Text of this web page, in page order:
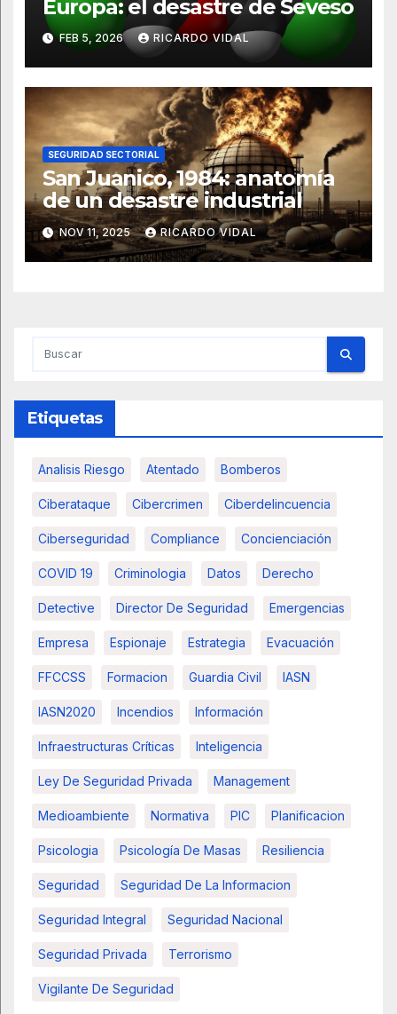
Europa: el desastre de Seveso
FEB 5, 2026 RICARDO VIDAL
SEGURIDAD SECTORIAL
San Juanico, 1984: anatomía
de un desastre industrial
NOV 11, 2025 RICARDO VIDAL
Etiquetas
Analisis Riesgo Atentado Bomberos
Ciberataque Cibercrimen Ciberdelincuencia
Ciberseguridad Compliance Concienciación
COVID 19 Criminologia Datos Derecho
Detective Director De Seguridad Emergencias
Empresa Espionaje Estrategia Evacuación
FFCCSS Formacion Guardia Civil IASN
IASN2020 Incendios Información
Infraestructuras Críticas Inteligencia
Ley De Seguridad Privada Management
Medioambiente Normativa PIC Planificacion
Psicologia Psicología De Masas Resiliencia
Seguridad Seguridad De La Informacion
Seguridad Integral Seguridad Nacional
Seguridad Privada Terrorismo
Vigilante De Seguridad